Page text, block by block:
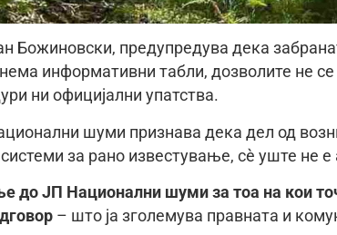
Божиновски, предупредува дека
информативни табли, дозволите не
ни официјални упатства.
шуми признава дека дел од
за рано известување, сè уште не
до ЈП Национални шуми за тоа на кои
– што ја зголемува правната и